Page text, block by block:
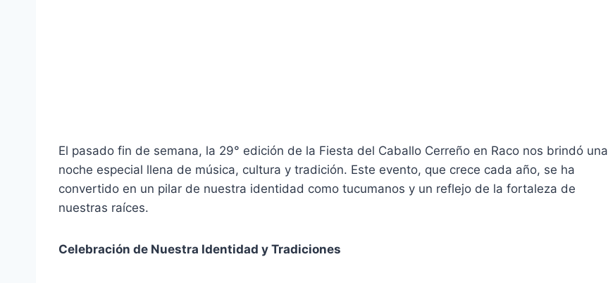
El pasado fin de semana, la 29° edición de la Fiesta del Caballo Cerreño en Raco nos brindó una
noche especial llena de música, cultura y tradición. Este evento, que crece cada año, se ha
convertido en un pilar de nuestra identidad como tucumanos y un reflejo de la fortaleza de
nuestras raíces.
Celebración de Nuestra Identidad y Tradiciones